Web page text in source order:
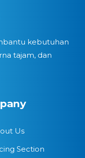
kebutuhan
tajam, dan
Us
Section